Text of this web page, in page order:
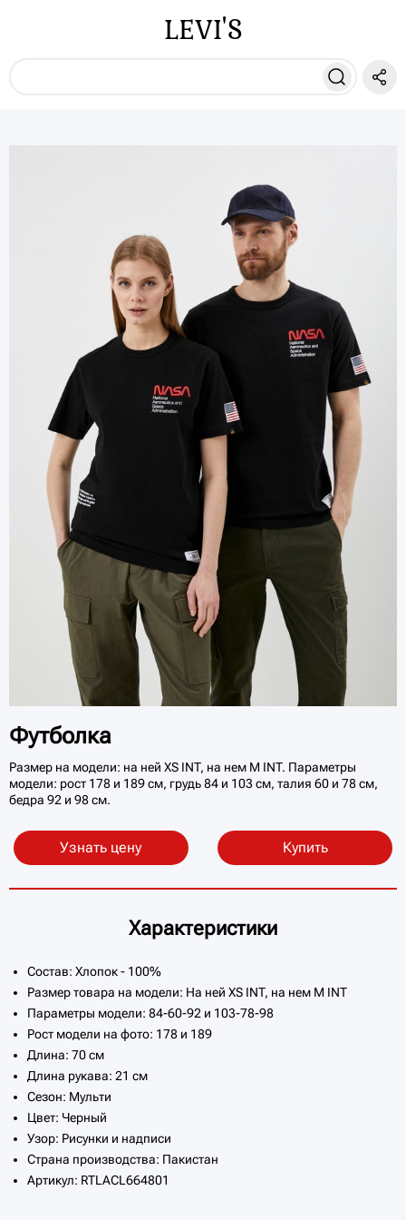
LEVI'S
Футболка
Размер на модели: на ней XS INT, на нем M INT. Параметры
модели: рост 178 и 189 см, грудь 84 и 103 см, талия 60 и 78 см,
бедра 92 и 98 см.
Узнать цену Купить
Характеристики
Состав: Хлопок - 100%
Размер товара на модели: На ней XS INT, на нем M INT
Параметры модели: 84-60-92 и 103-78-98
Рост модели на фото: 178 и 189
Длина: 70 см
Длина рукава: 21 см
Сезон: Мульти
Цвет: Черный
Узор: Рисунки и надписи
Страна производства: Пакистан
Артикул: RTLACL664801